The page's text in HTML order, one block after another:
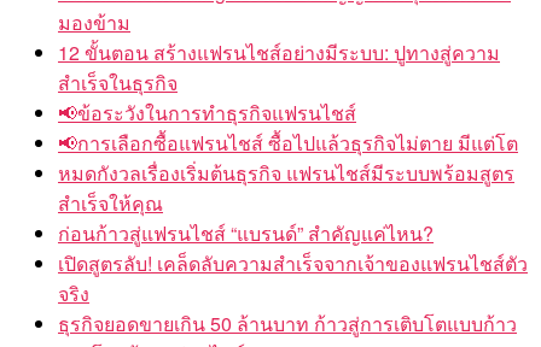
มองข้าม
12 ขั้นตอน สร้างแฟรนไชส์อย่างมีระบบ: ปูทางสู่ความ
สำเร็จในธุรกิจ
📢ข้อระวังในการทำธุรกิจแฟรนไชส์
📢การเลือกซื้อแฟรนไชส์ ซื้อไปแล้วธุรกิจไม่ตาย มีแต่โต
หมดกังวลเรื่องเริ่มต้นธุรกิจ แฟรนไชส์มีระบบพร้อมสูตร
สำเร็จให้คุณ
ก่อนก้าวสู่แฟรนไชส์ “แบรนด์” สำคัญแค่ไหน?
เปิดสูตรลับ! เคล็ดลับความสำเร็จจากเจ้าของแฟรนไชส์ตัว
จริง
ธุรกิจยอดขายเกิน 50 ล้านบาท ก้าวสู่การเติบโตแบบก้าว